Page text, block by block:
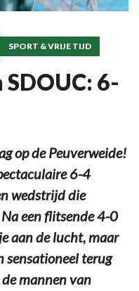
SPORT & VRIJE TIJD
6-
op de Peuverweide!
6-4
wedstrijd die
een flitsende 4-0
aan de lucht, maar
sensationeel terug
mannen van